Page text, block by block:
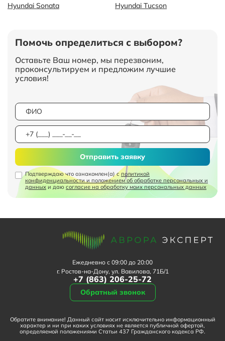
Hyundai Sonata
Hyundai Tucson
Помочь определиться с выбором?
Оставьте Ваш номер, мы перезвоним,
проконсультируем и предложим лучшие
условия!
Подтверждаю что ознакомлен(а) сполитикой
конфиденциальности и положением об обработке персональных и
данных и даю согласие на обработку моих персональных данных
Отправить заявку
Ежедневно с 09:00 до 20:00
г. Ростов-на-Дону, ул. Вавилова, 71Б/1
+7 (863) 206-25-72
Обратный звонок
Обратите внимание! Данный сайт носит исключительно информационный
характер и ни при каких условиях не является публичной офертой,
определяемой положениями Статьи 437 Гражданского кодекса РФ.